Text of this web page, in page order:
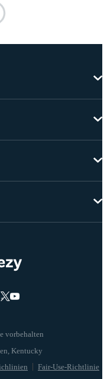
vorbehalten
Fair-Use-Richtlinie